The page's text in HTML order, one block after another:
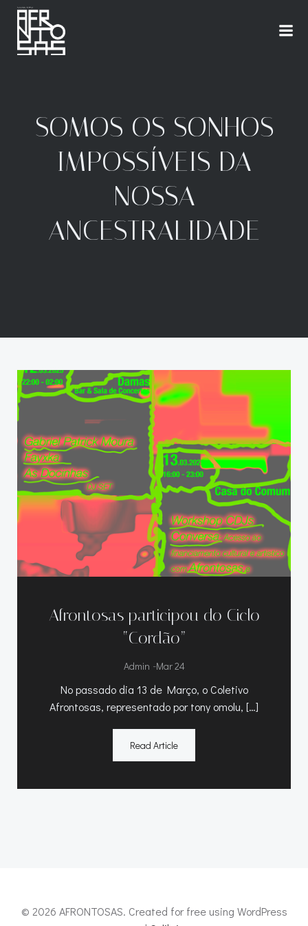
SOMOS OS SONHOS
IMPOSSÍVEIS DA
NOSSA
ANCESTRALIDADE
Afrontosas participou do Ciclo
“Cordão”
Admin -Mar 24
No passado dia 13 de Março, o Coletivo
Afrontosas, representado por tony omolu, […]
Read Article
© 2026 AFRONTOSAS. Created for free using WordPress